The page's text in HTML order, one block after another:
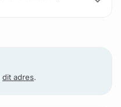
dit adres.